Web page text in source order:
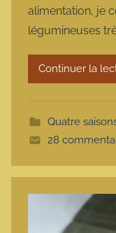
alimentation, je
légumineuses
Continuer la
Quatre
28